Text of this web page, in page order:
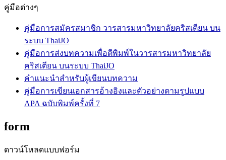
คู่มือต่างๆ
คู่มือการสมัครสมาชิก วารสารมหาวิทยาลัยคริสเตียน บน
ระบบ ThaiJO
คู่มือการส่งบทความเพื่อตีพิมพ์ในวารสารมหาวิทยาลัย
คริสเตียน บนระบบ ThaiJO
คำแนะนำสำหรับผู้เขียนบทความ
คู่มือการเขียนเอกสารอ้างอิงและตัวอย่างตามรูปแบบ
APA ฉบับพิมพ์ครั้งที่ 7
form
ดาวน์โหลดแบบฟอร์ม